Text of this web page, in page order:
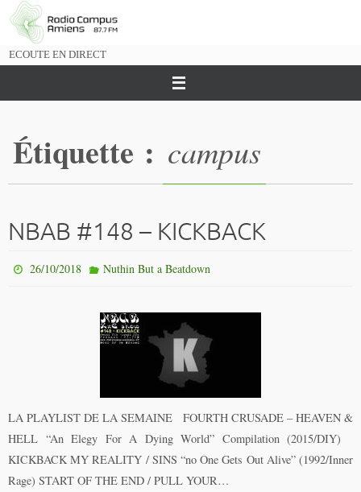
Passer
vers
ECOUTE EN DIRECT
Étiquette : campus
NBAB #148 – KICKBACK
26/10/2018 Nuthin But a Beatdown
LA PLAYLIST DE LA SEMAINE FOURTH CRUSADE – HEAVEN &
HELL “An Elegy For A Dying World” Compilation (2015/DIY)
KICKBACK MY REALITY / SINS “no One Gets Out Alive” (1992/Inner
Rage) START OF THE END / PULL YOUR…